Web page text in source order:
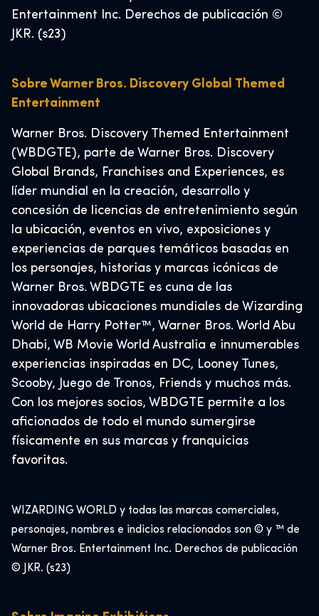
Entertainment Inc. Derechos de publicación ©
JKR. (s23)
Sobre Warner Bros. Discovery Global Themed
Entertainment
Warner Bros. Discovery Themed Entertainment
(WBDGTE), parte de Warner Bros. Discovery
Global Brands, Franchises and Experiences, es
líder mundial en la creación, desarrollo y
concesión de licencias de entretenimiento según
la ubicación, eventos en vivo, exposiciones y
experiencias de parques temáticos basadas en
los personajes, historias y marcas icónicas de
Warner Bros. WBDGTE es cuna de las
innovadoras ubicaciones mundiales de Wizarding
World de Harry Potter™, Warner Bros. World Abu
Dhabi, WB Movie World Australia e innumerables
experiencias inspiradas en DC, Looney Tunes,
Scooby, Juego de Tronos, Friends y muchos más.
Con los mejores socios, WBDGTE permite a los
aficionados de todo el mundo sumergirse
físicamente en sus marcas y franquicias
favoritas.​
WIZARDING WORLD y todas las marcas comerciales,
personajes, nombres e indicios relacionados son © y ™ de
Warner Bros. Entertainment Inc. Derechos de publicación
© JKR. (s23)​